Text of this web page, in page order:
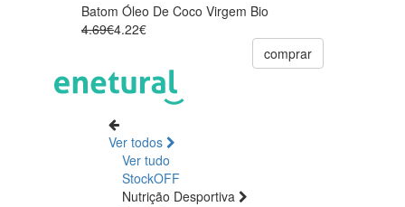
Batom Óleo De Coco Virgem Bio
4.69€4.22€
comprar
Ver todos
Ver tudo
StockOFF
Nutrição Desportiva